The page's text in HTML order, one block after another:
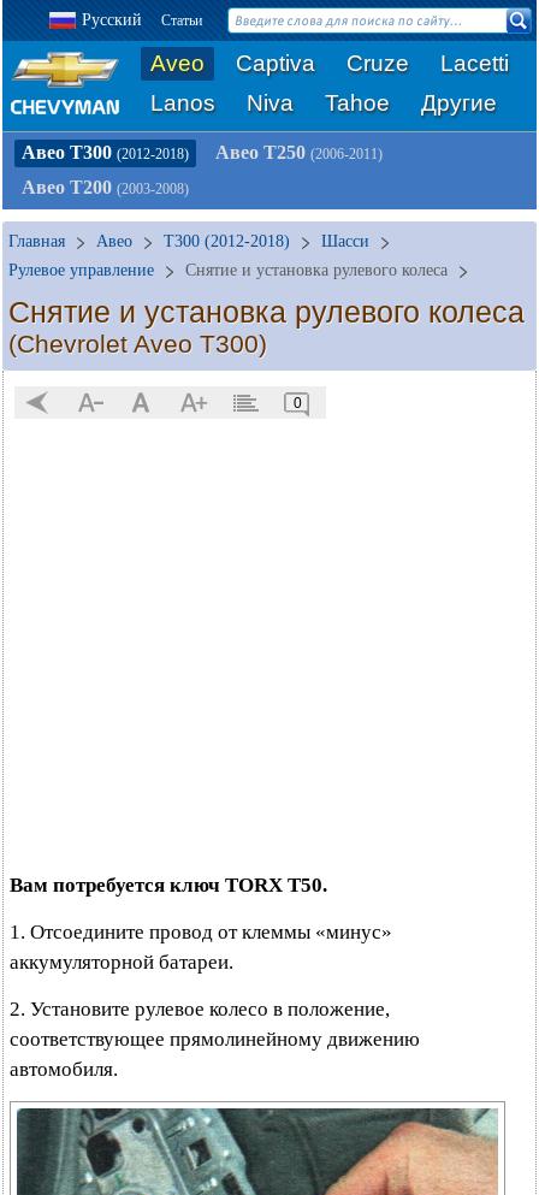
Русский Статьи
Aveo Captiva Cruze
Lacetti
Lanos
Niva Tahoe Другие
Авео Т300 (2012-2018) Авео Т250 (2006-2011)
Авео Т200 (2003-2008)
Главная Авео T300 (2012-2018)
Шасси
Рулевое управление
Снятие и установка рулевого колеса
Снятие и установка рулевого колеса
(Chevrolet Aveo T300)
0
Вам потребуется ключ TORX Т50.
1. Отсоедините провод от клеммы «минус»
аккумуляторной батареи.
2. Установите рулевое колесо в положение,
соответствующее прямолинейному движению
автомобиля.